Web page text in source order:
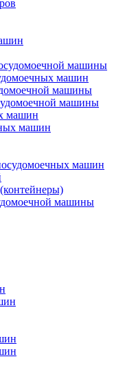
машины
машин
машины
машины
машин
машин
машин
машины